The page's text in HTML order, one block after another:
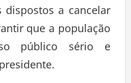
dispostos a cancelar
que a população
público sério e